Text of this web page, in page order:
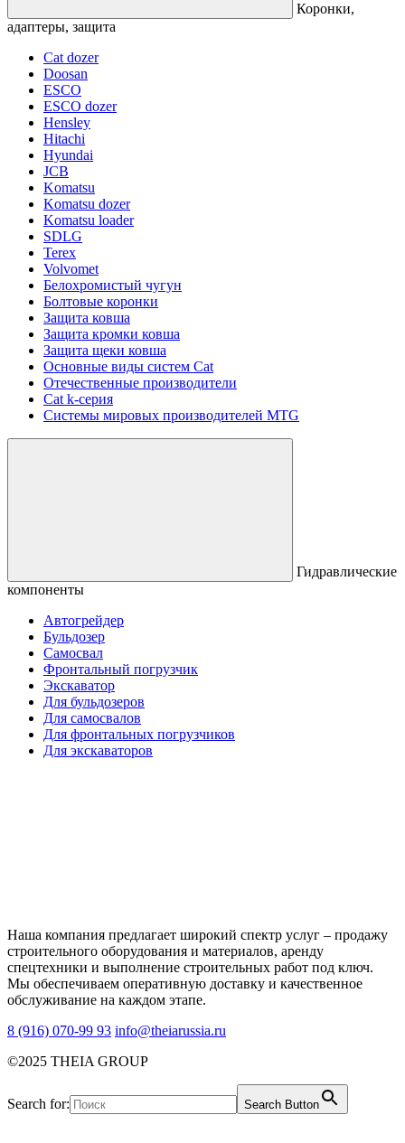
Коронки,
адаптеры, защита
Cat dozer
Doosan
ESCO
ESCO dozer
Hensley
Hitachi
Hyundai
JCB
Komatsu
Komatsu dozer
Komatsu loader
SDLG
Terex
Volvomet
Белохромистый чугун
Болтовые коронки
Защита ковша
Защита кромки ковша
Защита щеки ковша
Основные виды систем Cat
Отечественные производители
Сat k-серия
Системы мировых производителей MTG
Гидравлические
компоненты
Автогрейдер
Бульдозер
Самосвал
Фронтальный погрузчик
Экскаватор
Для бульдозеров
Для самосвалов
Для фронтальных погрузчиков
Для экскаваторов
Наша компания предлагает широкий спектр услуг – продажу
строительного оборудования и материалов, аренду
спецтехники и выполнение строительных работ под ключ.
Мы обеспечиваем оперативную доставку и качественное
обслуживание на каждом этапе.
8 (916) 070-99 93 info@theiarussia.ru
©2025 THEIA GROUP
Search for: Search Button